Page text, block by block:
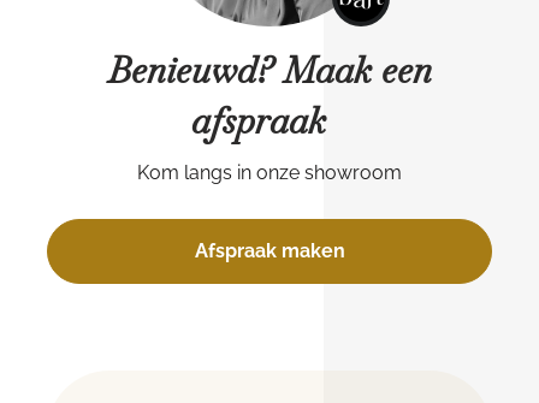
Benieuwd? Maak een
afspraak
Kom langs in onze showroom
Afspraak maken